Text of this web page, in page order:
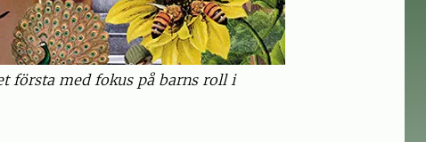
första med fokus på barns roll i